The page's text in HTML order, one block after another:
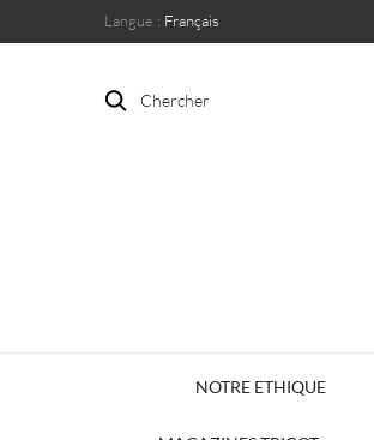
Langue : Français
Chercher
NOTRE ETHIQUE